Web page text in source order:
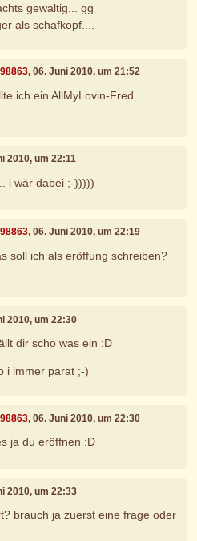
gewaltig... gg
als schafkopf....
, 06. Juni 2010, um 21:52
ich ein AllMyLovin-Fred
2010, um 22:11
i wär dabei ;-)))))
, 06. Juni 2010, um 22:19
soll ich als eröffung schreiben?
2010, um 22:30
dir scho was ein :D
i immer parat ;-)
, 06. Juni 2010, um 22:30
ja du eröffnen :D
2010, um 22:33
brauch ja zuerst eine frage oder